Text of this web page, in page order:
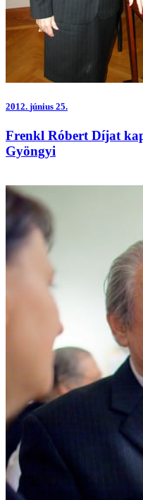
2012. június 25.
Frenkl Róbert Díjat
Gyöngyi